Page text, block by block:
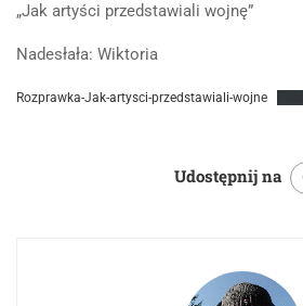
„Jak artyści przedstawiali wojnę”
Nadesłała: Wiktoria
Rozprawka-Jak-artysci-przedstawiali-wojne
Udostępnij na